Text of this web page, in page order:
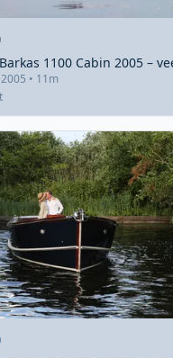
• 11m